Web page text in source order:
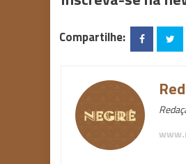
Compartilhe: